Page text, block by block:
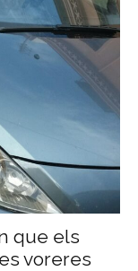
que els
voreres